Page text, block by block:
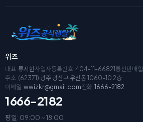
위즈
대표 류지현사업자등록번호 404-11-66821 통신판매업
주소 (62371) 광주 광산구 우산동 1060-10 2층
이메일 wwizkr@gmail.com전화 1666-2182
1666-2182
평일: 09:00 ~ 18:00